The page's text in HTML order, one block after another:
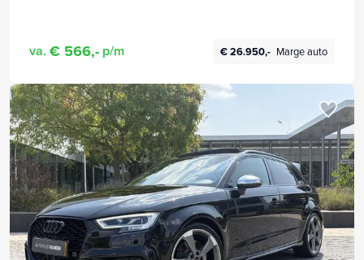
va. € 566,- p/m € 26.950,- Marge auto